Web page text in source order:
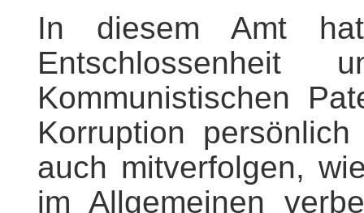
In diesem Amt
Kommunistischen
Korruption
auch mitverfolgen,
im Allgemeinen